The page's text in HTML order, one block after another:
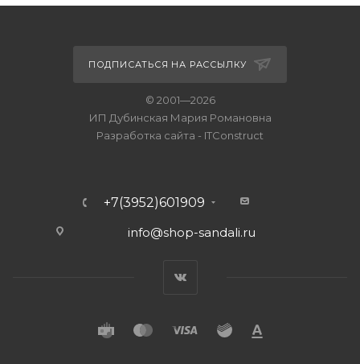
ПОДПИСАТЬСЯ НА РАССЫЛКУ
© 2001—2026
ИП Дубинская Мария Романовна
Разработка сайта - ITConstruct
+7(3952)601909
info@shop-sandali.ru